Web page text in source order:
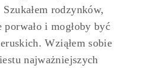
rodzynków,
i mogłoby być
Wziąłem sobie
najważniejszych